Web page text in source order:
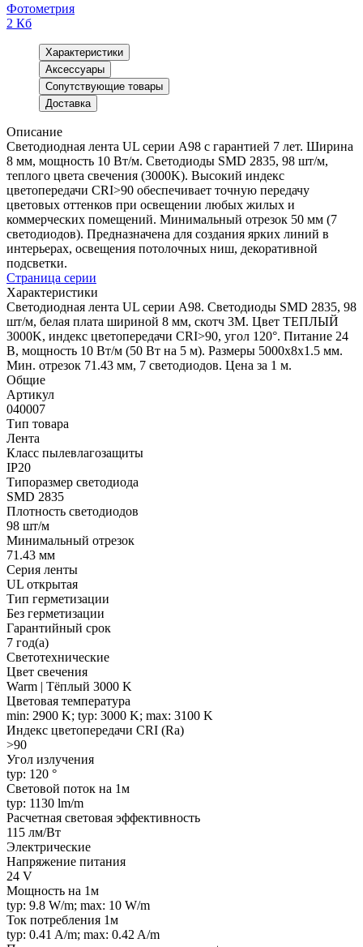
Фотометрия
2 Кб
Характеристики
Аксессуары
Сопутствующие товары
Доставка
Описание
Светодиодная лента UL серии A98 с гарантией 7 лет. Ширина
8 мм, мощность 10 Вт/м. Светодиоды SMD 2835, 98 шт/м,
теплого цвета свечения (3000K). Высокий индекс
цветопередачи CRI>90 обеспечивает точную передачу
цветовых оттенков при освещении любых жилых и
коммерческих помещений. Минимальный отрезок 50 мм (7
светодиодов). Предназначена для создания ярких линий в
интерьерах, освещения потолочных ниш, декоративной
подсветки.
Страница серии
Характеристики
Светодиодная лента UL серии A98. Светодиоды SMD 2835, 98
шт/м, белая плата шириной 8 мм, скотч 3M. Цвет ТЕПЛЫЙ
3000K, индекс цветопередачи CRI>90, угол 120°. Питание 24
В, мощность 10 Вт/м (50 Вт на 5 м). Размеры 5000x8x1.5 мм.
Мин. отрезок 71.43 мм, 7 светодиодов. Цена за 1 м.
Общие
Артикул
040007
Тип товара
Лента
Класс пылевлагозащиты
IP20
Типоразмер светодиода
SMD 2835
Плотность светодиодов
98 шт/м
Минимальный отрезок
71.43 мм
Серия ленты
UL открытая
Тип герметизации
Без герметизации
Гарантийный срок
7 год(а)
Светотехнические
Цвет свечения
Warm | Тёплый 3000 K
Цветовая температура
min: 2900 K; typ: 3000 K; max: 3100 K
Индекс цветопередачи CRI (Ra)
>90
Угол излучения
typ: 120 °
Световой поток на 1м
typ: 1130 lm/m
Расчетная световая эффективность
115 лм/Вт
Электрические
Напряжение питания
24 V
Мощность на 1м
typ: 9.8 W/m; max: 10 W/m
Ток потребления 1м
typ: 0.41 A/m; max: 0.42 A/m